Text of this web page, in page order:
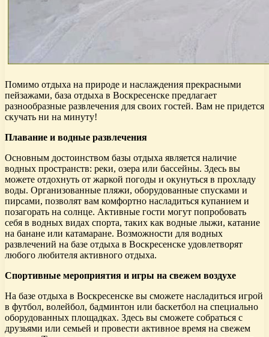
Помимо отдыха на природе и наслаждения прекрасными
пейзажами, база отдыха в Воскресенске предлагает
разнообразные развлечения для своих гостей. Вам не придется
скучать ни на минуту!
Плавание и водные развлечения
Основным достоинством базы отдыха является наличие
водных пространств: реки, озера или бассейны. Здесь вы
можете отдохнуть от жаркой погоды и окунуться в прохладу
воды. Организованные пляжи, оборудованные спусками и
пирсами, позволят вам комфортно насладиться купанием и
позагорать на солнце. Активные гости могут попробовать
себя в водных видах спорта, таких как водные лыжи, катание
на банане или катамаране. Возможности для водных
развлечений на базе отдыха в Воскресенске удовлетворят
любого любителя активного отдыха.
Спортивные мероприятия и игры на свежем воздухе
На базе отдыха в Воскресенске вы сможете насладиться игрой
в футбол, волейбол, бадминтон или баскетбол на специально
оборудованных площадках. Здесь вы сможете собраться с
друзьями или семьей и провести активное время на свежем